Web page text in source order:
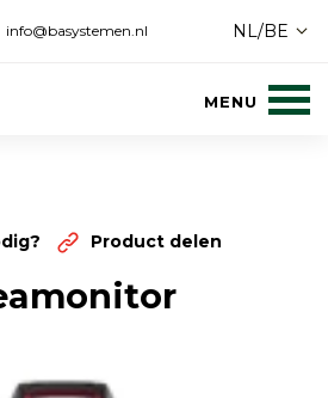
info@basystemen.nl NL/BE
Product delen